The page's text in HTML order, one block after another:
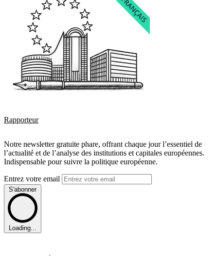
Rapporteur
Notre newsletter gratuite phare, offrant chaque jour l’essentiel de
l’actualité et de l’analyse des institutions et capitales européennes.
Indispensable pour suivre la politique européenne.
Entrez votre email
S'abonner
Loading...